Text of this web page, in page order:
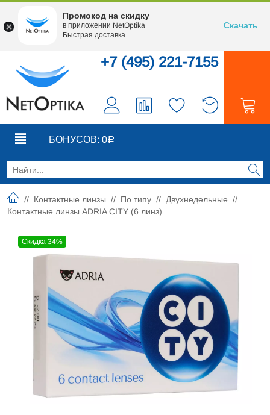
+7 (495) 221-7155
БОНУСОВ: 0Р
// Контактные линзы // По типу // Двухнедельные //
Контактные линзы ADRIA CITY (6 линз)
Скидка 34%
Промокод на скидку
в приложении NetOptika
Быстрая доставка
Скачать